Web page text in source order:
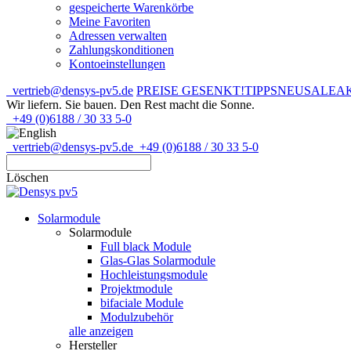
gespeicherte Warenkörbe
Meine Favoriten
Adressen verwalten
Zahlungskonditionen
Kontoeinstellungen
vertrieb@densys-pv5.de PREISE GESENKT!TIPPSNEUSALE
Wir liefern. Sie bauen. Den Rest macht die Sonne.
+49 (0)6188 / 30 33 5-0
vertrieb@densys-pv5.de +49 (0)6188 / 30 33 5-0
Löschen
Solarmodule
Solarmodule
Full black Module
Glas-Glas Solarmodule
Hochleistungsmodule
Projektmodule
bifaciale Module
Modulzubehör
alle anzeigen
Hersteller